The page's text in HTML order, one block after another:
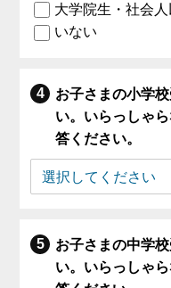
大学院生・社会人
いない
お子さまの小学
い。いらっしゃ
答ください。
お子さまの中学
い。いらっしゃ